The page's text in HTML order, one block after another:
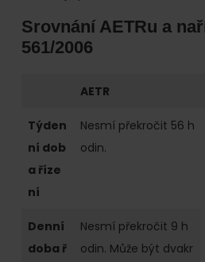
Srovnání AETRu a
561/2006
AETR
Týden
ní dob
a říze
ní
Nesmí překročit 56 h
odin.
Denní
doba ř
Nesmí překročit 9 h
odin. Může být dvakr